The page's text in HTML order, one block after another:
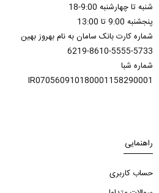
شنبه تا چهارشنبه 9:00-18
پنجشنبه 9:00 تا 13:00
شماره کارت بانک سامان به نام بهروز بهین
6219-8610-5555-5733
شماره شبا
IR070560910180001158290001
راهنمایی
حساب کاربری